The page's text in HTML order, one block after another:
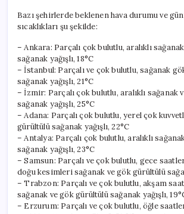
Bazı şehirlerde beklenen hava durumu ve
sıcaklıkları şu şekilde:
– Ankara: Parçalı çok bulutlu, aralıklı
sağanak yağışlı, 18°C
– İstanbul: Parçalı ve çok bulutlu, sağanak
sağanak yağışlı, 21°C
– İzmir: Parçalı çok bulutlu, aralıklı sağanak
sağanak yağışlı, 25°C
– Adana: Parçalı çok bulutlu, yerel çok
gürültülü sağanak yağışlı, 22°C
– Antalya: Parçalı çok bulutlu, aralıklı
sağanak yağışlı, 23°C
– Samsun: Parçalı ve çok bulutlu, gece
doğu kesimleri sağanak ve gök gürültülü
– Trabzon: Parçalı ve çok bulutlu, akşam
sağanak ve gök gürültülü sağanak yağışlı,
– Erzurum: Parçalı ve çok bulutlu, öğle